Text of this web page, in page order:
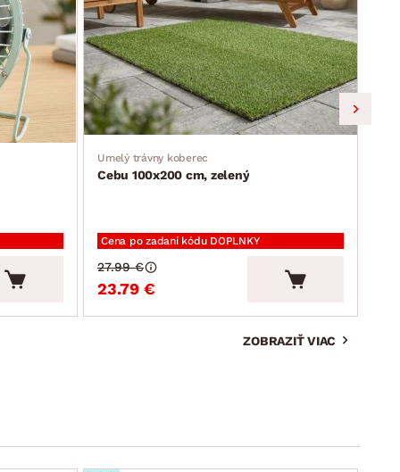
Umelý trávny koberec
Cebu 100x200 cm, zelený
Cena po zadaní kódu DOPLNKY
23.79 €
27.99 €
ZOBRAZIŤ VIAC